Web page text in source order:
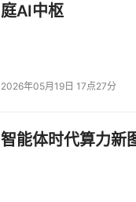
庭AI中枢
2026年05月19日 17点27分
智能体时代算力新